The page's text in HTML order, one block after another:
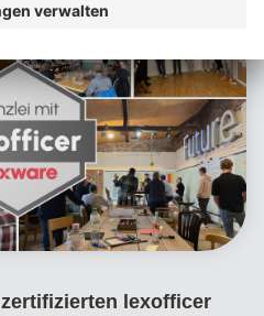
zertifizierten lexofficer